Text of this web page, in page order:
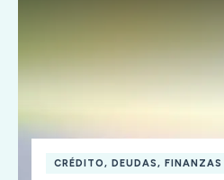
CRÉDITO, DEUDAS, FINANZAS